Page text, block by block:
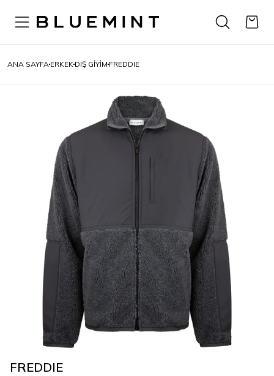
ANA SAYFA ERKEK DIŞ GIYIM FREDDIE
FREDDIE